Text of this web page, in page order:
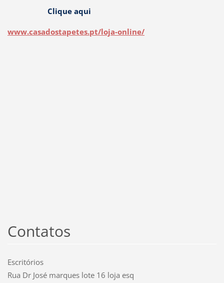
Clique aqui
www.casadostapetes.pt/loja-online/
Contatos
Escritórios
Rua Dr José marques lote 16 loja esq